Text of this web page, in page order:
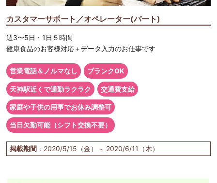
カスタマーサポート／オペレーター(パート)
週3〜5日・1日５時間
健康食品のお客様対応＋データ入力のお仕事です
営業電話＆ノルマなし ブランクOK
天神駅近くで通勤ラクラク 交通費支給
家庭や子供の用事でお休み調整可
当日欠勤可能（シフト交換不要）
掲載期間 ：2020/5/15（金）～ 2020/6/11（木）